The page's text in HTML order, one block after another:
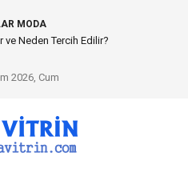
MODA
Plenti) ile Yol Yapımında Çevreci ve
2026, Cum